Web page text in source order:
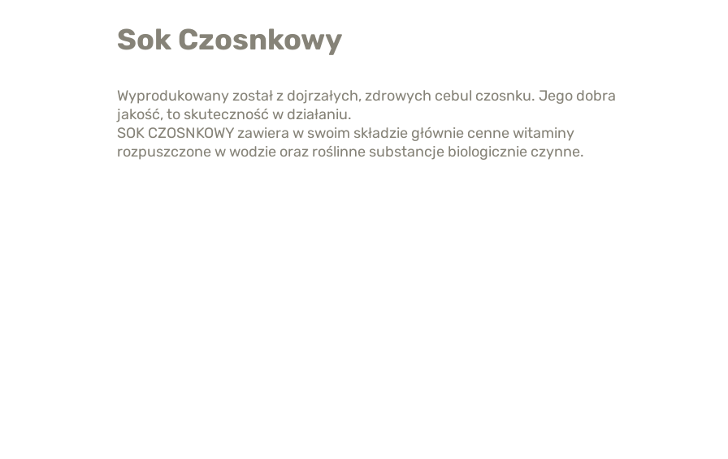
Sok Czosnkowy
Wyprodukowany został z dojrzałych, zdrowych cebul czosnku. Jego dobra
jakość, to skuteczność w działaniu.
SOK CZOSNKOWY zawiera w swoim składzie głównie cenne witaminy
rozpuszczone w wodzie oraz roślinne substancje biologicznie czynne.